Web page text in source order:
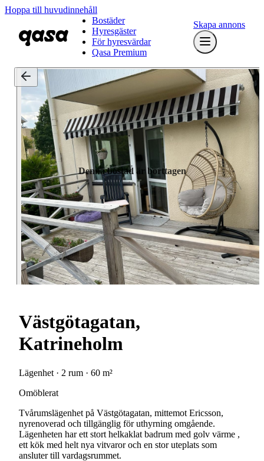
Hoppa till huvudinnehåll
Bostäder
Hyresgäster
För hyresvärdar
Qasa Premium
Skapa annons
Denna bostad är borttagen
Västgötagatan,
Katrineholm
Lägenhet · 2 rum · 60 m²
Omöblerat
Tvårumslägenhet på Västgötagatan, mittemot Ericsson,
nyrenoverad och tillgänglig för uthyrning omgående.
Lägenheten har ett stort helkaklat badrum med golv värme ,
ett kök med helt nya vitvaror och en stor uteplats som
ansluter till vardagsrummet.